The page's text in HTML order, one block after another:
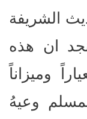
الشريفة
ان هذه
وميزاناً
وعيهُ